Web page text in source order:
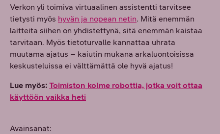
Verkon yli toimiva virtuaalinen assistentti tarvitsee
tietysti myös hyvän ja nopean netin. Mitä enemmän
laitteita siihen on yhdistettynä, sitä enemmän kaistaa
tarvitaan. Myös tietoturvalle kannattaa uhrata
muutama ajatus – kaiutin mukana arkaluontoisissa
keskusteluissa ei välttämättä ole hyvä ajatus!
Lue myös: Toimiston kolme robottia, jotka voit ottaa
käyttöön vaikka heti
Avainsanat: